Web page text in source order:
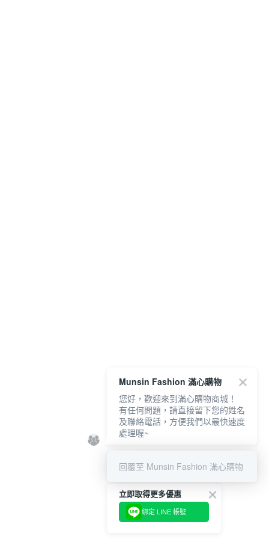
立即取得更多優惠
綁定 LINE 帳號
Munsin Fashion 滿心購物
您好，歡迎來到滿心購物商城！
有任何問題，請直接留下您的姓名
及聯絡電話，方便我們以最快速度
處理喔~
回覆至 Munsin Fashion 滿心購物